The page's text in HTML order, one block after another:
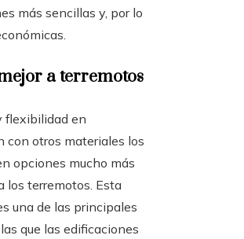
más sencillas y, por lo
a terremotos
flexibilidad en
con otros materiales los
opciones mucho más
los terremotos. Esta
una de las principales
que las edificaciones